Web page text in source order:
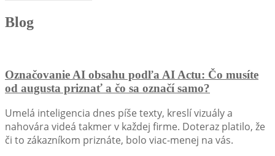
Blog
Označovanie AI obsahu podľa AI Actu: Čo musíte
od augusta priznať a čo sa označí samo?
Umelá inteligencia dnes píše texty, kreslí vizuály a
nahovára videá takmer v každej firme. Doteraz platilo, že
či to zákazníkom priznáte, bolo viac-menej na vás.